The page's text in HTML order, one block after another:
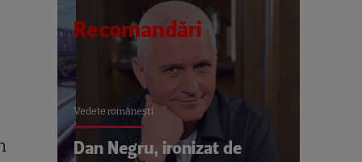
Recomandări
Vedete româneşti
Dan Negru, ironizat de